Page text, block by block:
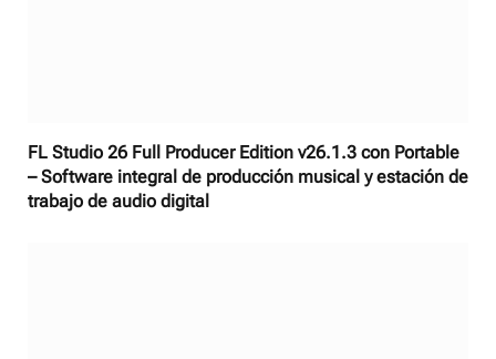
FL Studio 26 Full Producer Edition v26.1.3 con Portable
– Software integral de producción musical y estación de
trabajo de audio digital